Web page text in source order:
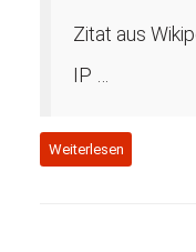
Zitat aus
IP …
Weiterlesen